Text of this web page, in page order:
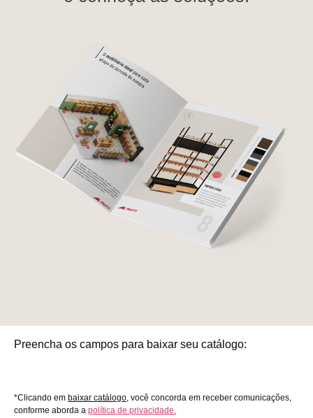
Preencha os campos para baixar seu catálogo:
*Clicando em baixar catálogo , você concorda em receber comunicações,
conforme aborda a política de privacidade.